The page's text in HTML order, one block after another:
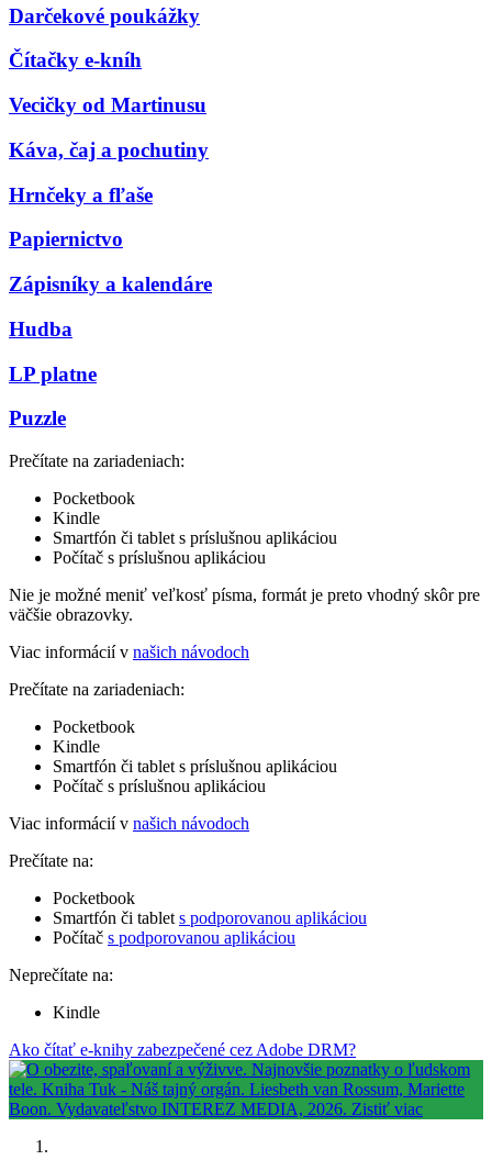
Darčekové poukážky
Čítačky e-kníh
Vecičky od Martinusu
Káva, čaj a pochutiny
Hrnčeky a fľaše
Papiernictvo
Zápisníky a kalendáre
Hudba
LP platne
Puzzle
Prečítate na zariadeniach:
Pocketbook
Kindle
Smartfón či tablet s príslušnou aplikáciou
Počítač s príslušnou aplikáciou
Nie je možné meniť veľkosť písma, formát je preto vhodný skôr pre
väčšie obrazovky.
Viac informácií v našich návodoch
Prečítate na zariadeniach:
Pocketbook
Kindle
Smartfón či tablet s príslušnou aplikáciou
Počítač s príslušnou aplikáciou
Viac informácií v našich návodoch
Prečítate na:
Pocketbook
Smartfón či tablet s podporovanou aplikáciou
Počítač s podporovanou aplikáciou
Neprečítate na:
Kindle
Ako čítať e-knihy zabezpečené cez Adobe DRM?